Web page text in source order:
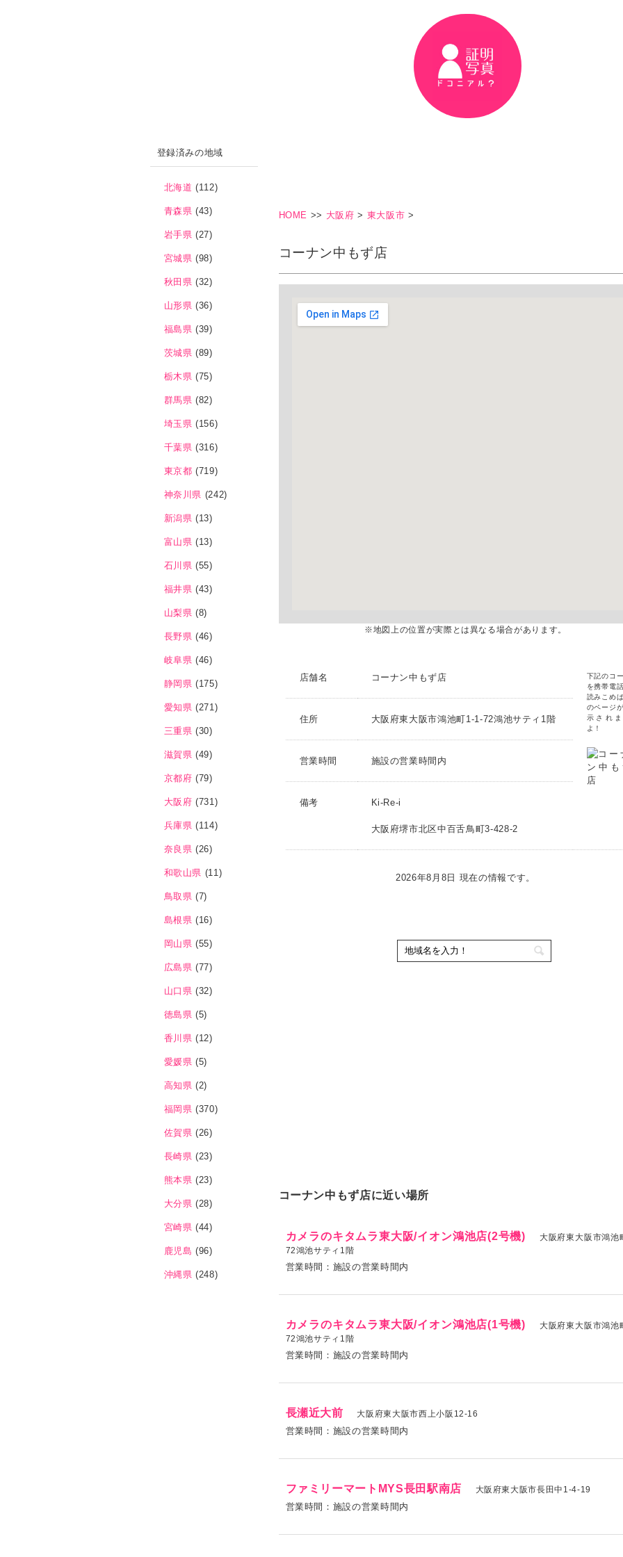
HOME >> 大阪府 > 東大阪市 >
コーナン中もず店
※地図上の位置が実際とは異なる場合があります。
店舗名 コーナン中もず店
下記のコ
を携帯電
読みこめ
のページ
示され
よ！
住所 大阪府東大阪市鴻池町1-1-72鴻池サティ1階
営業時間 施設の営業時間内
備考 Ki-Re-i
大阪府堺市北区中百舌鳥町3-428-2
2026年8月8日 現在の情報です。
コーナン中もず店に近い場所
カメラのキタムラ東大阪/イオン鴻池店(2号機)
大阪府東大阪市鴻池
72鴻池サティ1階
営業時間：施設の営業時間内
カメラのキタムラ東大阪/イオン鴻池店(1号機)
大阪府東大阪市鴻池
72鴻池サティ1階
営業時間：施設の営業時間内
長瀬近大前 大阪府東大阪市西上小阪12-16
営業時間：施設の営業時間内
ファミリーマートMYS長田駅南店 大阪府東大阪市長田中1-4-19
営業時間：施設の営業時間内
登録済みの地域
北海道 (112)
青森県 (43)
岩手県 (27)
宮城県 (98)
秋田県 (32)
山形県 (36)
福島県 (39)
茨城県 (89)
栃木県 (75)
群馬県 (82)
埼玉県 (156)
千葉県 (316)
東京都 (719)
神奈川県 (242)
新潟県 (13)
富山県 (13)
石川県 (55)
福井県 (43)
山梨県 (8)
長野県 (46)
岐阜県 (46)
静岡県 (175)
愛知県 (271)
三重県 (30)
滋賀県 (49)
京都府 (79)
大阪府 (731)
兵庫県 (114)
奈良県 (26)
和歌山県 (11)
鳥取県 (7)
島根県 (16)
岡山県 (55)
広島県 (77)
山口県 (32)
徳島県 (5)
香川県 (12)
愛媛県 (5)
高知県 (2)
福岡県 (370)
佐賀県 (26)
長崎県 (23)
熊本県 (23)
大分県 (28)
宮崎県 (44)
鹿児島 (96)
沖縄県 (248)